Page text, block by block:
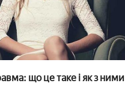
що це таке і як з ними